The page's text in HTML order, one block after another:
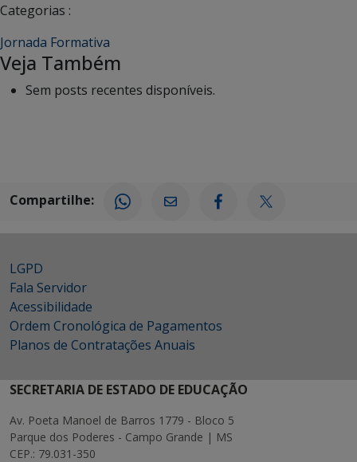
Categorias :
Jornada Formativa
Veja Também
Sem posts recentes disponíveis.
Compartilhe:
LGPD
Fala Servidor
Acessibilidade
Ordem Cronológica de Pagamentos
Planos de Contratações Anuais
SECRETARIA DE ESTADO DE EDUCAÇÃO
Av. Poeta Manoel de Barros 1779 - Bloco 5
Parque dos Poderes - Campo Grande | MS
CEP.: 79.031-350